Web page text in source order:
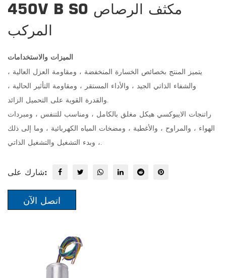
450V B S0 مكثف الرصاص
المركب
الميزات والاستخدامات
يتميز المنتج بخصائص الخسارة المنخفضة ، ومقاومة العزل العالية ،
والشفاء الذاتي الجيد ، والأداء المستقر ، ومقاومة التأثير الحالية ،
راتنجات الايبوكسي هيكل مغلق بالكامل ، ومناسب للتنفس ، ومبردات
الهواء ، والمراوح ، والأغطية ، ومضخات المياه الكهربائية ، وما إلى ذلك
شارك على:
اتصل الآن